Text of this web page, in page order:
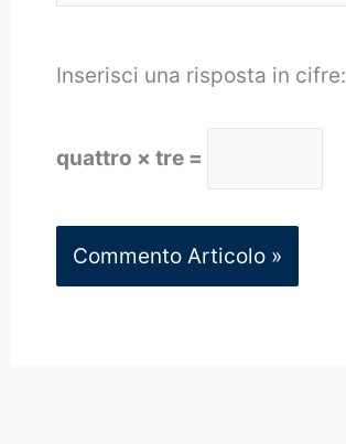
Inserisci una risposta in cifre:
quattro × tre =